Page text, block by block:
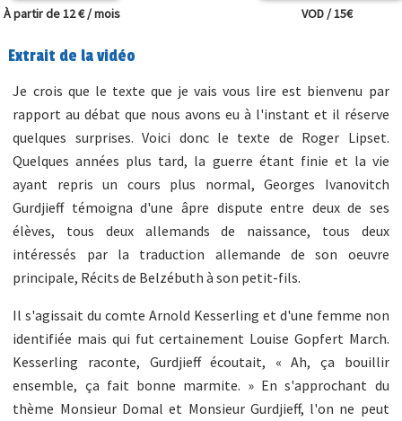
À partir de 12 € / mois VOD / 15€
Extrait de la vidéo
Je crois que le texte que je vais vous lire est bienvenu par
rapport au débat que nous avons eu à l'instant et il réserve
quelques surprises. Voici donc le texte de Roger Lipset.
Quelques années plus tard, la guerre étant finie et la vie
ayant repris un cours plus normal, Georges Ivanovitch
Gurdjieff témoigna d'une âpre dispute entre deux de ses
élèves, tous deux allemands de naissance, tous deux
intéressés par la traduction allemande de son oeuvre
principale, Récits de Belzébuth à son petit-fils.
Il s'agissait du comte Arnold Kesserling et d'une femme non
identifiée mais qui fut certainement Louise Gopfert March.
Kesserling raconte, Gurdjieff écoutait, « Ah, ça bouillir
ensemble, ça fait bonne marmite. » En s'approchant du
thème Monsieur Domal et Monsieur Gurdjieff, l'on ne peut